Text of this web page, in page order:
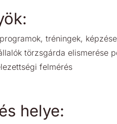
tréningek,
törzsgárda elismerése
felmérés
helye: